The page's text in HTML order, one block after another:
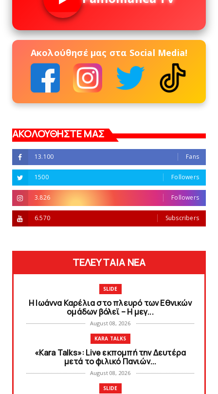
Ακολούθησέ μας στα Social Media!
ΑΚΟΛΟΥΘΗΣΤΕ ΜΑΣ
13.100 Fans
1500 Followers
3.826 Followers
6.570 Subscribers
ΤΕΛΕΥΤΑΙΑ ΝΕΑ
SLIDE
Η Ιωάννα Καρέλια στο πλευρό των Εθνικών
ομάδων βόλεϊ – H μεγ...
August 08, 2026
KARA TALKS
«Kara Talks»: Live εκπομπή την Δευτέρα
μετά το φιλικό Πανιών...
August 08, 2026
SLIDE